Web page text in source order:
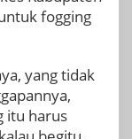
fogging
yang tidak
itu harus